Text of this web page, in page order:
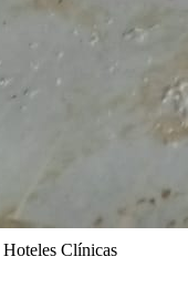
Hoteles Clínicas